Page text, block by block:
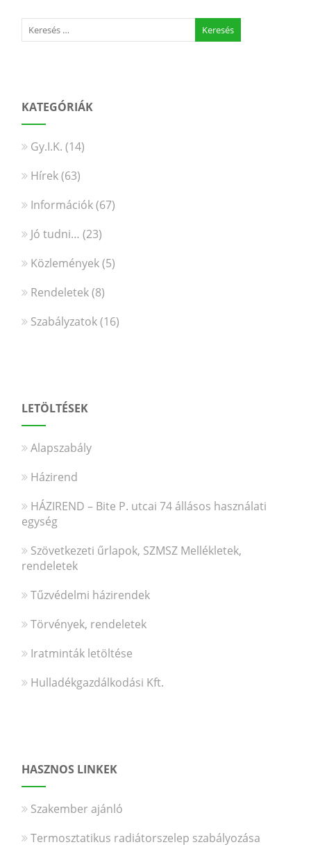
KATEGÓRIÁK
Gy.I.K. (14)
Hírek(63)
Információk(67)
Jó tudni… (23)
Közlemények(5)
Rendeletek(8)
Szabályzatok(16)
LETÖLTÉSEK
Alapszabály
Házirend
HÁZIREND – Bite P. utcai 74 állásos használati
egység
Szövetkezeti űrlapok, SZMSZ Mellékletek,
rendeletek
Tűzvédelmi házirendek
Törvények, rendeletek
Iratminták letöltése
Hulladékgazdálkodási Kft.
HASZNOS LINKEK
Szakember ajánló
Termosztatikus radiátorszelep szabályozása